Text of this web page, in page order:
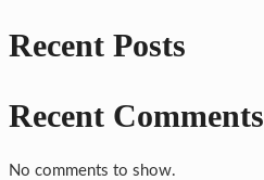
Recent Posts
Recent Comments
No comments to show.